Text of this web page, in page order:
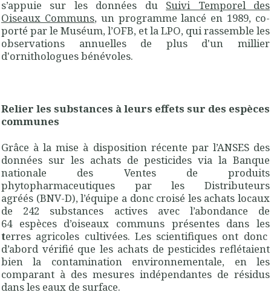
s’appuie sur les données du Suivi Temporel des
Oiseaux Communs, un programme lancé en 1989, co-
porté par le Muséum, l’OFB, et la LPO, qui rassemble les
observations annuelles de plus d'un millier
d'ornithologues bénévoles.
Relier les substances à leurs effets sur des espèces
communes
Grâce à la mise à disposition récente par l’ANSES des
données sur les achats de pesticides via la Banque
nationale des Ventes de produits
phytopharmaceutiques par les Distributeurs
agréés (BNV-D), l’équipe a donc croisé les achats locaux
de 242 substances actives avec l’abondance de
64 espèces d’oiseaux communs présentes dans les
terres agricoles cultivées. Les scientifiques ont donc
d’abord vérifié que les achats de pesticides reflétaient
bien la contamination environnementale, en les
comparant à des mesures indépendantes de résidus
dans les eaux de surface.